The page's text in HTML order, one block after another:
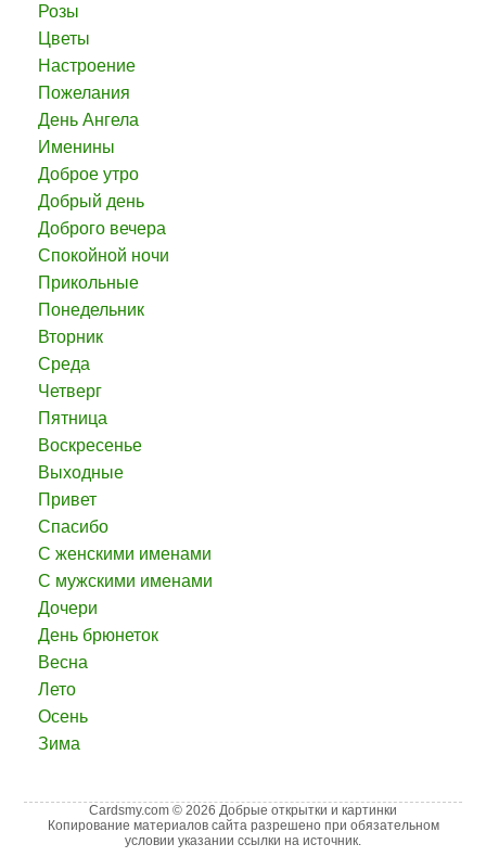
Розы
Цветы
Настроение
Пожелания
День Ангела
Именины
Доброе утро
Добрый день
Доброго вечера
Спокойной ночи
Прикольные
Понедельник
Вторник
Среда
Четверг
Пятница
Воскресенье
Выходные
Привет
Спасибо
С женскими именами
С мужскими именами
Дочери
День брюнеток
Весна
Лето
Осень
Зима
Cardsmy.com © 2026 Добрые открытки и картинки
Копирование материалов сайта разрешено при обязательном
условии указании ссылки на источник.